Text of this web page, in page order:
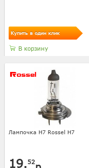
Купить в один клик
В корзину
Лампочка H7 Rossel Н7
19. 52